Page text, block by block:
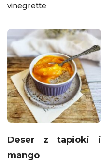
vinegrette
Deser z tapioki i
mango